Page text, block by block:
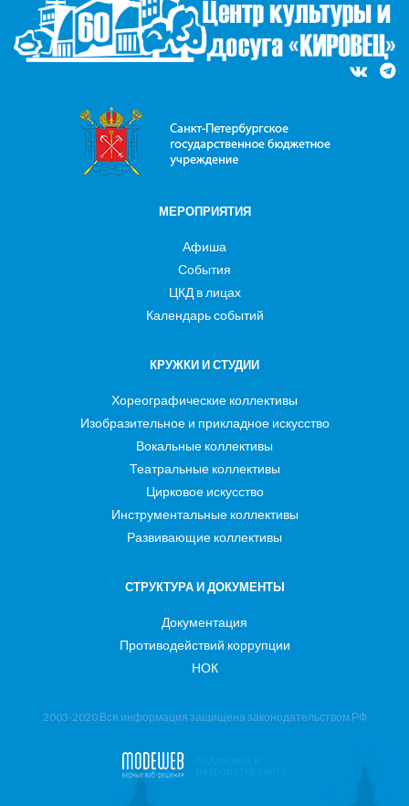
МЕРОПРИЯТИЯ
Афиша
События
ЦКД в лицах
Календарь событий
КРУЖКИ И СТУДИИ
Хореографические коллективы
Изобразительное и прикладное искусство
Вокальные коллективы
Театральные коллективы
Цирковое искусство
Инструментальные коллективы
Развивающие коллективы
СТРУКТУРА И ДОКУМЕНТЫ
Документация
Противодействий коррупции
НОК
2003-2020 Вся информация защищена законодательством РФ
поддержка и
разработка сайта